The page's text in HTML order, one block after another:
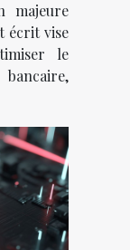
majeure
écrit vise
le